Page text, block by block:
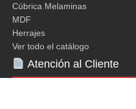
Cúbrica Melaminas
MDF
Herrajes
Ver todo el catálogo
Atención al Cliente